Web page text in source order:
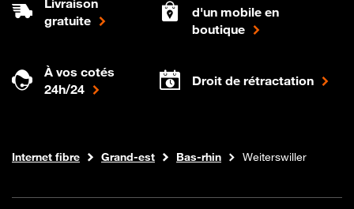
gratuite
d'un mobile en
boutique
À vos cotés
24h/24
Droit de rétractation
Boutique Orange
Internet fibre Grand-est Bas-rhin Weiterswiller